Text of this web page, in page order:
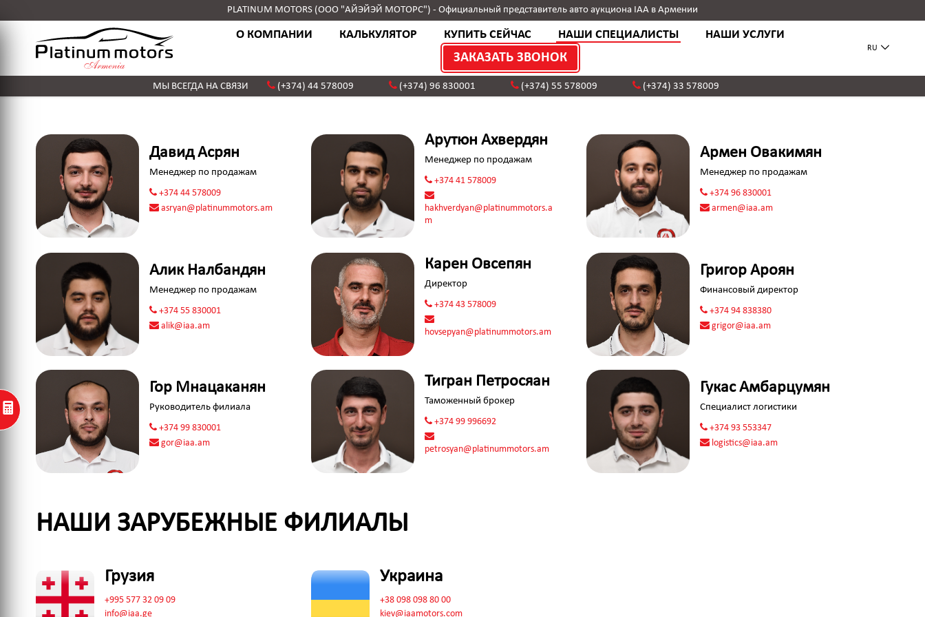
PLATINUM MOTORS (ООО "АЙЭЙЭЙ МОТОРС") - Официальный представитель авто аукциона IAA в Армении
О КОМПАНИИ КАЛЬКУЛЯТОР КУПИТЬ СЕЙЧАС НАШИ СПЕЦИАЛИСТЫ НАШИ УСЛУГИ
ЗАКАЗАТЬ ЗВОНОК
RU
МЫ ВСЕГДА НА СВЯЗИ (+374) 44 578009 (+374) 96 830001 (+374) 55 578009 (+374) 33 578009
Давид Асрян
Менеджер по продажам
+374 44 578009
asryan@platinummotors.am
Арутюн Ахвердян
Менеджер по продажам
+374 41 578009
hakhverdyan@platinummotors.a
m
Армен Овакимян
Менеджер по продажам
+374 96 830001
armen@iaa.am
Алик Налбандян
Менеджер по продажам
+374 55 830001
alik@iaa.am
Карен Овсепян
Директор
+374 43 578009
hovsepyan@platinummotors.am
Григор Ароян
Финансовый директор
+374 94 838380
grigor@iaa.am
Гор Мнацаканян
Руководитель филиала
+374 99 830001
gor@iaa.am
Тигран Петросяан
Таможенный брокер
+374 99 996692
petrosyan@platinummotors.am
Гукас Амбарцумян
Специалист логистики
+374 93 553347
logistics@iaa.am
НАШИ ЗАРУБЕЖНЫЕ ФИЛИАЛЫ
Грузия
+995 577 32 09 09
info@iaa.ge
Украина
+38 098 098 80 00
kiev@iaamotors.com